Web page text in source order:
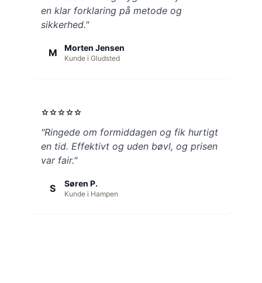
en klar forklaring på metode og
sikkerhed."
M Morten Jensen
Kunde i Gludsted
starstarstarstarstar
"Ringede om formiddagen og fik hurtigt
en tid. Effektivt og uden bøvl, og prisen
var fair."
S Søren P.
Kunde i Hampen